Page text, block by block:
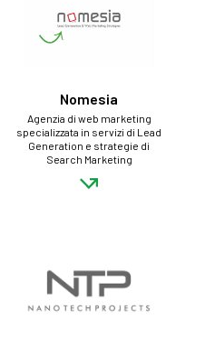
Nomesia
Agenzia di web marketing
specializzata in servizi di Lead
Generation e strategie di
Search Marketing